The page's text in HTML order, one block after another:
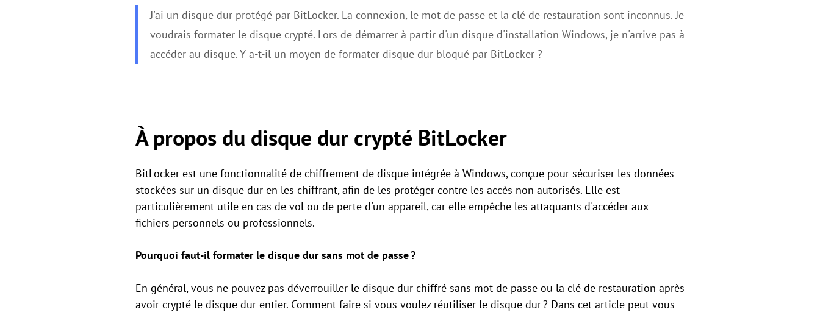
J'ai un disque dur protégé par BitLocker. La connexion, le mot de passe et la clé de restauration sont inconnus. Je
voudrais formater le disque crypté. Lors de démarrer à partir d'un disque d'installation Windows, je n'arrive pas à
accéder au disque. Y a-t-il un moyen de formater disque dur bloqué par BitLocker ?
À propos du disque dur crypté BitLocker
BitLocker est une fonctionnalité de chiffrement de disque intégrée à Windows, conçue pour sécuriser les données
stockées sur un disque dur en les chiffrant, afin de les protéger contre les accès non autorisés. Elle est
particulièrement utile en cas de vol ou de perte d'un appareil, car elle empêche les attaquants d'accéder aux
fichiers personnels ou professionnels.
Pourquoi faut-il formater le disque dur sans mot de passe ?
En général, vous ne pouvez pas déverrouiller le disque dur chiffré sans mot de passe ou la clé de restauration après
avoir crypté le disque dur entier. Comment faire si vous voulez réutiliser le disque dur ? Dans cet article peut vous